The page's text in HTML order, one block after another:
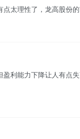
太理性了，龙高股份
利能力下降让人有点